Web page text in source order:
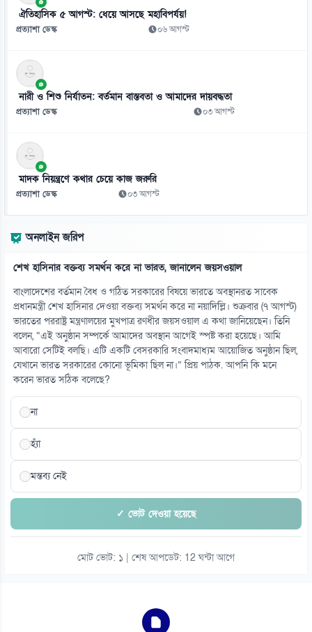
ঐতিহাসিক ৫ আগস্ট: ধেয়ে আসছে মহাবিপর্যয়!
প্রত্যাশা ডেস্ক ০৬ আগস্ট
নারী ও শিশু নির্যাতন: বর্তমান বাস্তবতা ও আমাদের দায়বদ্ধতা
প্রত্যাশা ডেস্ক ০৩ আগস্ট
মাদক নিয়ন্ত্রণে কথার চেয়ে কাজ জরুরি
প্রত্যাশা ডেস্ক ০৩ আগস্ট
অনলাইন জরিপ
শেখ হাসিনার বক্তব্য সমর্থন করে না ভারত, জানালেন জয়সওয়াল
বাংলাদেশের বর্তমান বৈধ ও গঠিত সরকারের বিষয়ে ভারতে অবস্থানরত সাবেক
প্রধানমন্ত্রী শেখ হাসিনার দেওয়া বক্তব্য সমর্থন করে না নয়াদিল্লি। শুক্রবার (৭ আগস্ট)
ভারতের পররাষ্ট্র মন্ত্রণালয়ের মুখপাত্র রণধীর জয়সওয়াল এ কথা জানিয়েছেন। তিনি
বলেন, “এই অনুষ্ঠান সম্পর্কে আমাদের অবস্থান আগেই স্পষ্ট করা হয়েছে। আমি
আবারো সেটিই বলছি। এটি একটি বেসরকারি সংবাদমাধ্যম আয়োজিত অনুষ্ঠান ছিল,
যেখানে ভারত সরকারের কোনো ভূমিকা ছিল না।” প্রিয় পাঠক. আপনি কি মনে
করেন ভারত সঠিক বলেছে?
না
হ্যাঁ
মন্তব্য নেই
✓ ভোট দেওয়া হয়েছে
মোট ভোট: ১ | শেষ আপডেট: 12 ঘন্টা আগে